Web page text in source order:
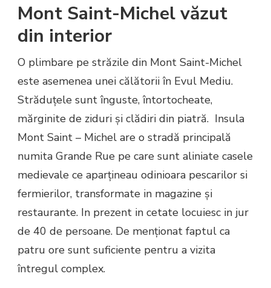
Mont Saint-Michel văzut
din interior
O plimbare pe străzile din Mont Saint-Michel
este asemenea unei călătorii în Evul Mediu.
Străduțele sunt înguste, întortocheate,
mărginite de ziduri și clădiri din piatră. Insula
Mont Saint – Michel are o stradă principală
numita Grande Rue pe care sunt aliniate casele
medievale ce aparțineau odinioara pescarilor si
fermierilor, transformate in magazine și
restaurante. In prezent in cetate locuiesc in jur
de 40 de persoane. De menționat faptul ca
patru ore sunt suficiente pentru a vizita
întregul complex.